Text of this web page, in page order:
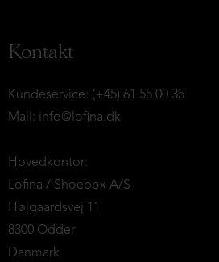
Kontakt
Kundeservice: (+45) 61 55 00 35
Mail: info@lofina.dk
Hovedkontor:
Lofina / Shoebox A/S
Højgaardsvej 11
8300 Odder
Danmark